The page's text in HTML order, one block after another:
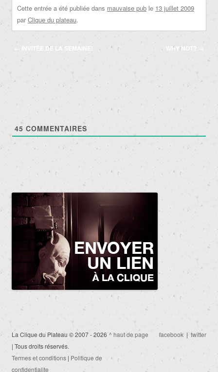
Cette entrée a été publiée dans mauvaise pub le 13 juillet 2009
par Clique du plateau.
Navigation
des
← INVITÉE DE LA SEMAINE! WHY NOT? →
45 COMMENTAIRES
La Clique du Plateau © 2007 - 2026
| Tous droits réservés.
Termes et conditions | Politique de
confidentialite
^ haut de page facebook | twitter